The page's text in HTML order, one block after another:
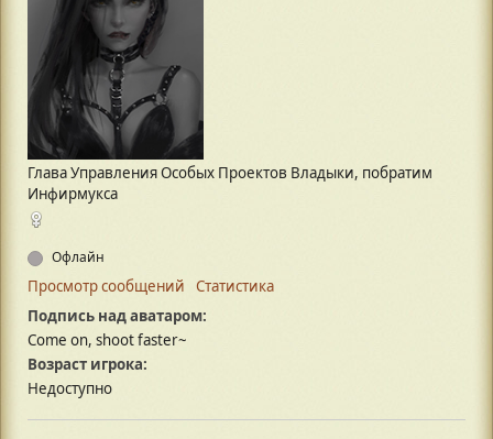
Глава Управления Особых Проектов Владыки, побратим
Инфирмукса
Офлайн
Просмотр сообщений
Статистика
Подпись над аватаром:
Come on, shoot faster~
Возраст игрока:
Недоступно